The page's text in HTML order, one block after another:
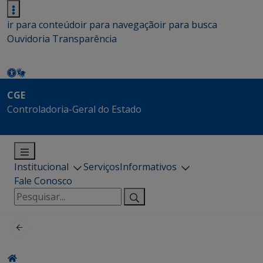
ir para conteúdoir para navegaçãoir para busca
Ouvidoria Transparência
CGE
Controladoria-Geral do Estado
Institucional ServiçosInformativos
Fale Conosco
Pesquisar
por: